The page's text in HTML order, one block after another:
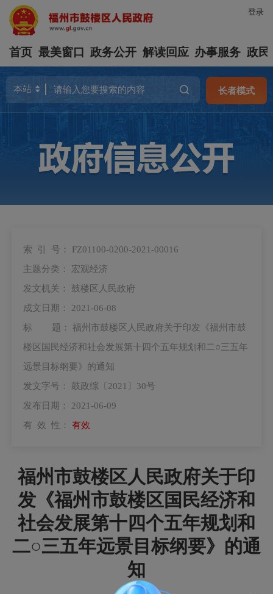
登录
首页 最美窗口 政务公开 解读回应 办事服务 政民
长者模式
索 引 号： FZ01100-0200-2021-00016
主题分类： 宏观经济
发文机关： 鼓楼区人民政府
成文日期： 2021-06-08
标 题： 福州市鼓楼区人民政府关于印发《福州市鼓
楼区国民经济和社会发展第十四个五年规划和二○三五年
远景目标纲要》的通知
发文字号： 鼓政综〔2021〕30号
发布日期： 2021-06-09
有 效 性： 有效
福州市鼓楼区人民政府关于印
发《福州市鼓楼区国民经济和
社会发展第十四个五年规划和
二○三五年远景目标纲要》的通
知